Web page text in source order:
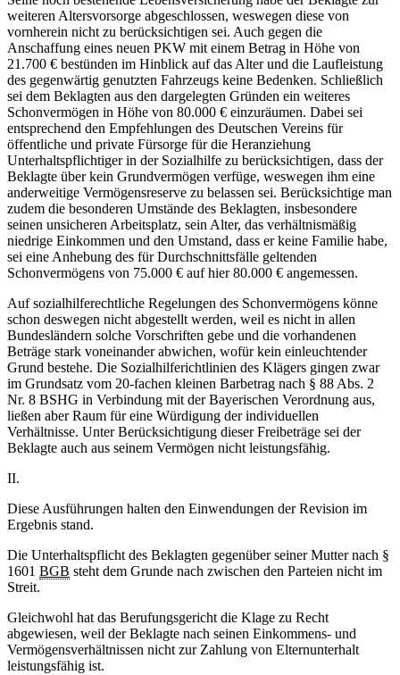
weiteren Altersvorsorge abgeschlossen, weswegen diese von
vornherein nicht zu berücksichtigen sei. Auch gegen die
Anschaffung eines neuen PKW mit einem Betrag in Höhe von
21.700 € bestünden im Hinblick auf das Alter und die Laufleistung
des gegenwärtig genutzten Fahrzeugs keine Bedenken. Schließlich
sei dem Beklagten aus den dargelegten Gründen ein weiteres
Schonvermögen in Höhe von 80.000 € einzuräumen. Dabei sei
entsprechend den Empfehlungen des Deutschen Vereins für
öffentliche und private Fürsorge für die Heranziehung
Unterhaltspflichtiger in der Sozialhilfe zu berücksichtigen, dass der
Beklagte über kein Grundvermögen verfüge, weswegen ihm eine
anderweitige Vermögensreserve zu belassen sei. Berücksichtige man
zudem die besonderen Umstände des Beklagten, insbesondere
seinen unsicheren Arbeitsplatz, sein Alter, das verhältnismäßig
niedrige Einkommen und den Umstand, dass er keine Familie habe,
sei eine Anhebung des für Durchschnittsfälle geltenden
Schonvermögens von 75.000 € auf hier 80.000 € angemessen.
Auf sozialhilferechtliche Regelungen des Schonvermögens könne
schon deswegen nicht abgestellt werden, weil es nicht in allen
Bundesländern solche Vorschriften gebe und die vorhandenen
Beträge stark voneinander abwichen, wofür kein einleuchtender
Grund bestehe. Die Sozialhilferichtlinien des Klägers gingen zwar
im Grundsatz vom 20-fachen kleinen Barbetrag nach § 88 Abs. 2
Nr. 8 BSHG in Verbindung mit der Bayerischen Verordnung aus,
ließen aber Raum für eine Würdigung der individuellen
Verhältnisse. Unter Berücksichtigung dieser Freibeträge sei der
Beklagte auch aus seinem Vermögen nicht leistungsfähig.
II.
Diese Ausführungen halten den Einwendungen der Revision im
Ergebnis stand.
Die Unterhaltspflicht des Beklagten gegenüber seiner Mutter nach §
1601 BGB steht dem Grunde nach zwischen den Parteien nicht im
Streit.
Gleichwohl hat das Berufungsgericht die Klage zu Recht
abgewiesen, weil der Beklagte nach seinen Einkommens- und
Vermögensverhältnissen nicht zur Zahlung von Elternunterhalt
leistungsfähig ist.